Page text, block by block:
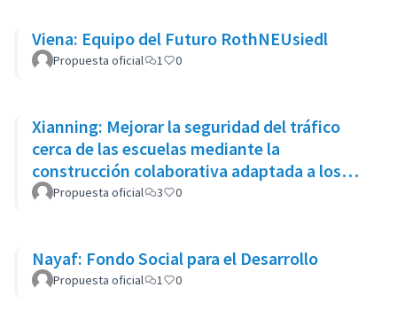
Viena: Equipo del Futuro RothNEUsiedl
Propuesta oficial 1 0
Xianning: Mejorar la seguridad del tráfico
cerca de las escuelas mediante la
construcción colaborativa adaptada a los
niños y el enfoque de “compartir
Propuesta oficial 3 0
Nayaf: Fondo Social para el Desarrollo
Propuesta oficial 1 0